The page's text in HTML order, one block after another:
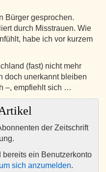
Bürger gesprochen.
durch Misstrauen. Wie
habe ich vor kurzem
(fast) nicht mehr
doch unerkannt bleiben
–‍, empfiehlt sich …
der Zeitschrift
ein Benutzerkonto
sich anzumelden.